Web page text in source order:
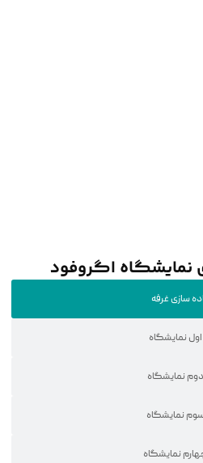
اگروفود
سازی غرفه
اول نمایشگاه
دوم نمایشگاه
سوم نمایشگاه
نمایشگاه